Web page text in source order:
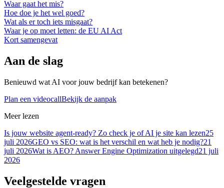
Waar gaat het mis?
Hoe doe je het wel goed?
Wat als er toch iets misgaat?
Waar je op moet letten: de EU AI Act
Kort samengevat
Aan de slag
Benieuwd wat AI voor jouw bedrijf kan betekenen?
Plan een videocallBekijk de aanpak
Meer lezen
Is jouw website agent-ready? Zo check je of AI je site kan lezen25
juli 2026GEO vs SEO: wat is het verschil en wat heb je nodig?21
juli 2026Wat is AEO? Answer Engine Optimization uitgelegd21 juli
2026
Veelgestelde vragen